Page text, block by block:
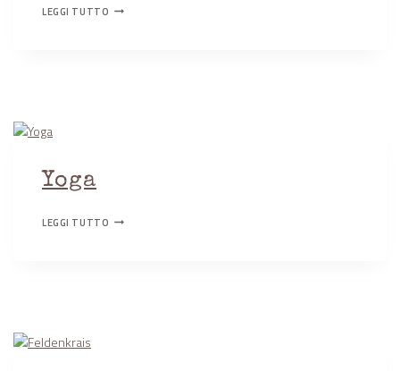
LEGGI TUTTO CORSO
Yoga
LEGGI TUTTO YOGA